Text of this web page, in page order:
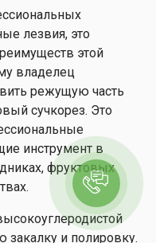
лезвия, это
этой
владелец
режущую часть
сучкорез. Это
инструмент в
фруктовых
закалку и полировку.